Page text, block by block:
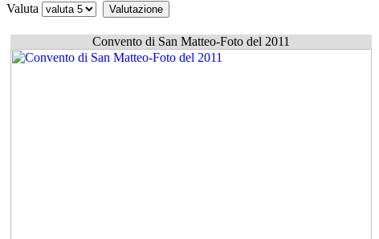
Valuta
Convento di San Matteo-Foto del 2011